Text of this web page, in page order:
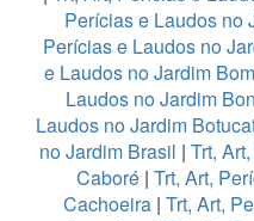
Perícias e Laudos no
Perícias e Laudos no
e Laudos no Jardim
Laudos no Jardim
Laudos no Jardim
no Jardim Brasil | Trt,
Caboré| Trt, Art,
Cachoeira | Trt, Art,